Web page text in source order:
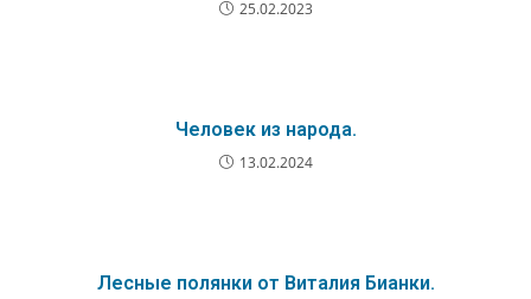
25.02.2023
Человек из народа.
13.02.2024
Лесные полянки от Виталия Бианки.